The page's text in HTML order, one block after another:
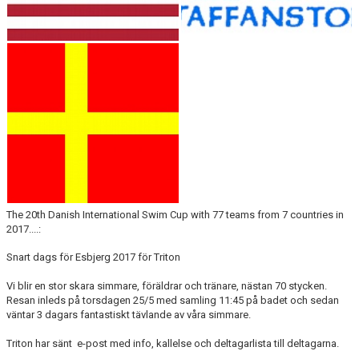
The 20th Danish International Swim Cup with 77 teams from 7 countries in
2017....:
Snart dags för Esbjerg 2017 för Triton
Vi blir en stor skara simmare, föräldrar och tränare, nästan 70 stycken.
Resan inleds på torsdagen 25/5 med samling 11:45 på badet och sedan
väntar 3 dagars fantastiskt tävlande av våra simmare.
Triton har sänt e-post med info, kallelse och deltagarlista till deltagarna.